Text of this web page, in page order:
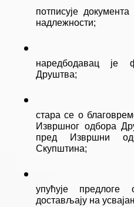
потписује
надлежности;
наредбодавац је
Друштва;
стара се о
Извршног одбора
пред Извршни
Скупштина;
упућује
достављају на